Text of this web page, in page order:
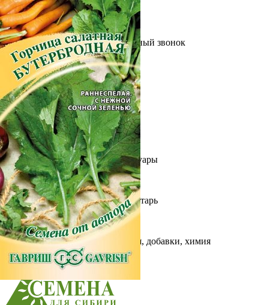
Выберите город
Обратный звонокЗаказать обратный звонок
Каталог
Семена
Грунты
Газонные травы, сидераты
Горшки, рассадники, аксессуары
Посадочный материал
Садовый инструмент, инвентарь
Консервирование
Средства защиты, удобрения, добавки, химия
Обустройство сада, декор